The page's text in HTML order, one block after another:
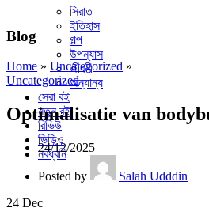
সিরাত
ইতিহাস
গল্প
উপন্যাস
জীবনী
অন্যান্য
সেরা বই
নতুন বই
রিভিউ
ভিডিও
নবধ্বনি
Blog
Home » Uncategorized »
Uncategorized
Optimalisatie van
24/12/2025
Posted by
Salah Udddin
24 Dec